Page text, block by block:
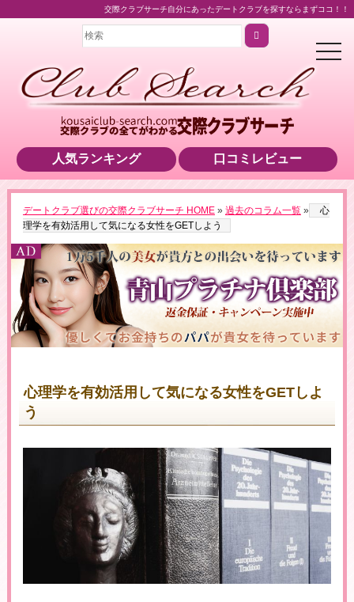
交際クラブサーチ自分にあったデートクラブを探すならまずココ！！
t
o
i
a
t
i
o
n
人気ランキング 口コミレビュー
デートクラブ選びの交際クラブサーチ HOME » 過去のコラム一覧 »
心
理学を有効活用して気になる女性をGETしよう
▶男性用公式HPへのリンクです
心理学を有効活用して気になる女性をGETしよ
う